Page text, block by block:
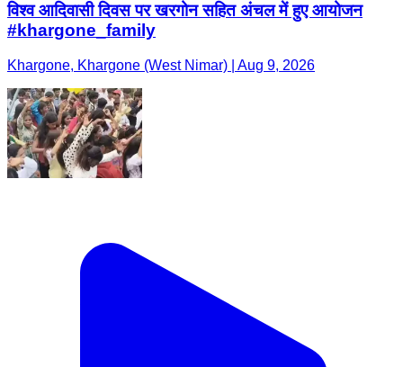
विश्व आदिवासी दिवस पर खरगोन सहित अंचल में हुए आयोजन
#khargone_family
Khargone, Khargone (West Nimar) | Aug 9, 2026